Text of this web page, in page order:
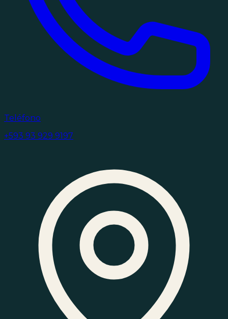
Teléfono
+593 93 929 9197